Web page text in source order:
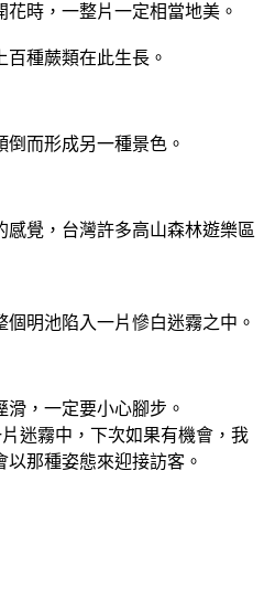
時，一整片一定相當地美。
種蕨類在此生長。
而形成另一種景色。
覺，台灣許多高山森林遊樂區
明池陷入一片慘白迷霧之中。
，一定要小心腳步。
迷霧中，下次如果有機會，我
那種姿態來迎接訪客。